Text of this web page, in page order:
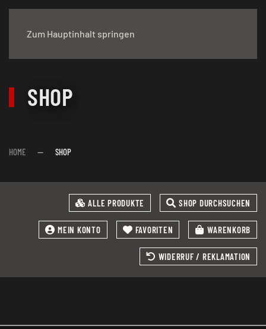
Zum Hauptinhalt springen
SHOP
HOME SHOP
ALLE PRODUKTE SHOP DURCHSUCHEN
MEIN KONTO FAVORITEN WARENKORB
WIDERRUF / REKLAMATION